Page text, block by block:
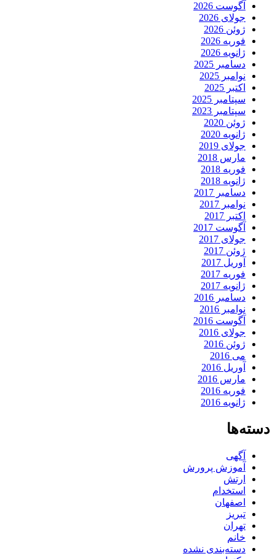
آگوست 2026
جولای 2026
ژوئن 2026
فوریه 2026
ژانویه 2026
دسامبر 2025
نوامبر 2025
اکتبر 2025
سپتامبر 2025
سپتامبر 2023
ژوئن 2020
ژانویه 2020
جولای 2019
مارس 2018
فوریه 2018
ژانویه 2018
دسامبر 2017
نوامبر 2017
اکتبر 2017
آگوست 2017
جولای 2017
ژوئن 2017
آوریل 2017
فوریه 2017
ژانویه 2017
دسامبر 2016
نوامبر 2016
آگوست 2016
جولای 2016
ژوئن 2016
می 2016
آوریل 2016
مارس 2016
فوریه 2016
ژانویه 2016
دسته‌ها
آگهی
آموزش پرورش
ارتش
استخدام
اصفهان
تبریز
تهران
خانم
دسته‌بندی نشده